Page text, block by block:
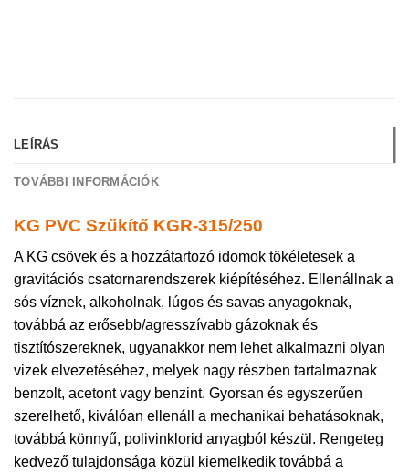
LEÍRÁS
TOVÁBBI INFORMÁCIÓK
KG PVC Szűkítő KGR-315/250
A KG csövek és a hozzátartozó idomok tökéletesek a
gravitációs csatornarendszerek kiépítéséhez. Ellenállnak a
sós víznek, alkoholnak, lúgos és savas anyagoknak,
továbbá az erősebb/agresszívabb gázoknak és
tisztítószereknek, ugyanakkor nem lehet alkalmazni olyan
vizek elvezetéséhez, melyek nagy részben tartalmaznak
benzolt, acetont vagy benzint. Gyorsan és egyszerűen
szerelhető, kiválóan ellenáll a mechanikai behatásoknak,
továbbá könnyű, polivinklorid anyagból készül. Rengeteg
kedvező tulajdonsága közül kiemelkedik továbbá a